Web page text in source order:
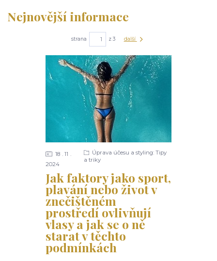
Nejnovější informace
strana z 3 další
Jak faktory jako sport,
plavání nebo život v
znečištěném
prostředí ovlivňují
vlasy a jak se o ně
starat v těchto
podmínkách
18
11
2024
Úprava účesu a styling: Tipy
a triky